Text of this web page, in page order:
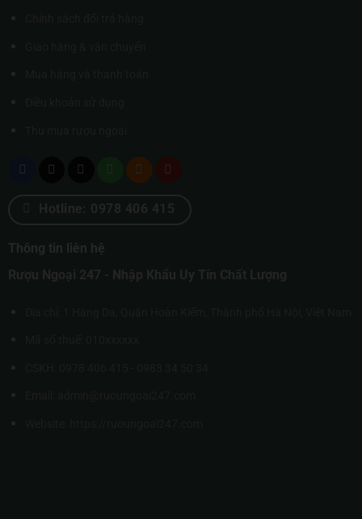
Hotline: 0978 406 415
Thông tin liên hệ
Rượu Ngoại 247 - Nhập Khẩu Uy Tín Chất Lượng